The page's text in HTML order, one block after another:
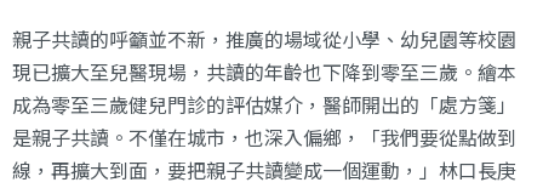
親子共讀的呼籲並不新，推廣的場域從小學、幼兒園等校園
現已擴大至兒醫現場，共讀的年齡也下降到零至三歲。繪本
成為零至三歲健兒門診的評估媒介，醫師開出的「處方箋」
是親子共讀。不僅在城市，也深入偏鄉，「我們要從點做到
線，再擴大到面，要把親子共讀變成一個運動，」林口長庚